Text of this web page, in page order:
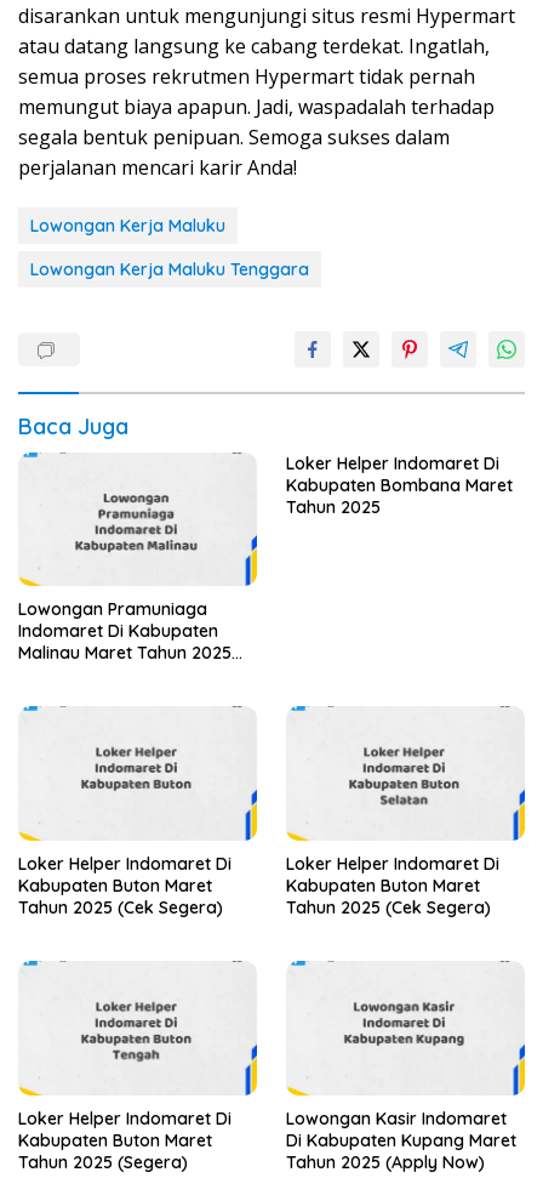
disarankan untuk mengunjungi situs resmi Hypermart
atau datang langsung ke cabang terdekat. Ingatlah,
semua proses rekrutmen Hypermart tidak pernah
memungut biaya apapun. Jadi, waspadalah terhadap
segala bentuk penipuan. Semoga sukses dalam
perjalanan mencari karir Anda!
Lowongan Kerja Maluku
Lowongan Kerja Maluku Tenggara
Baca Juga
Lowongan Pramuniaga
Indomaret Di Kabupaten
Malinau Maret Tahun 2025
Loker Helper Indomaret Di
Kabupaten Bombana Maret
Tahun 2025
Loker Helper Indomaret Di
Kabupaten Buton Maret
Tahun 2025 (Cek Segera)
Loker Helper Indomaret Di
Kabupaten Buton Maret
Tahun 2025 (Cek Segera)
Loker Helper Indomaret Di
Kabupaten Buton Maret
Tahun 2025 (Segera)
Lowongan Kasir Indomaret
Di Kabupaten Kupang Maret
Tahun 2025 (Apply Now)